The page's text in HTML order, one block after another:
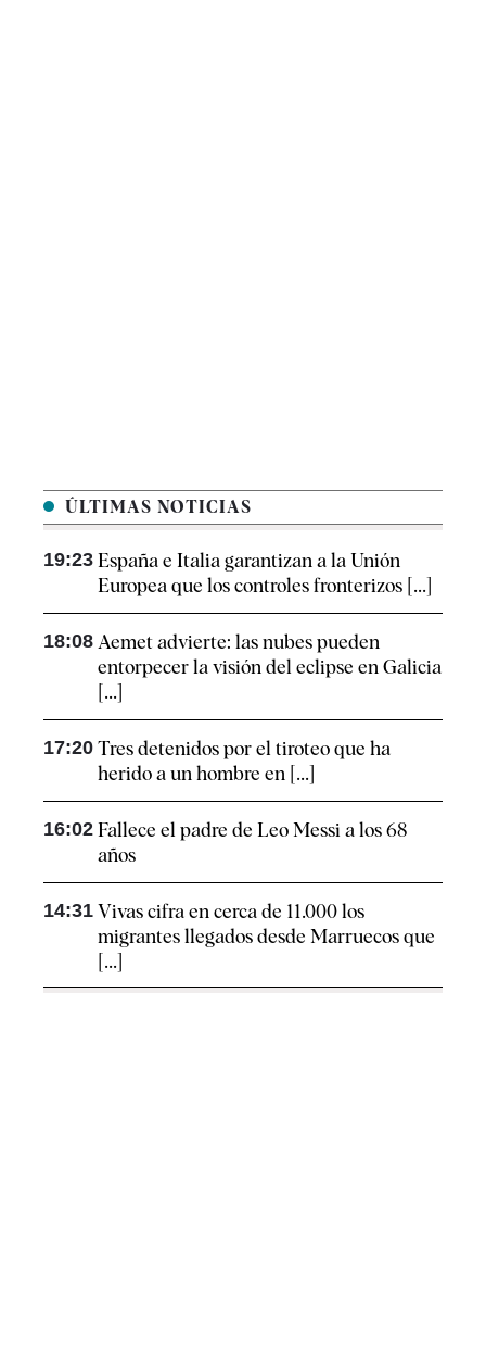
ÚLTIMAS NOTICIAS
19:23 España e Italia garantizan a la Unión
Europea que los controles fronterizos [...]
18:08 Aemet advierte: las nubes pueden
entorpecer la visión del eclipse en Galicia
[...]
17:20 Tres detenidos por el tiroteo que ha
herido a un hombre en [...]
16:02 Fallece el padre de Leo Messi a los 68
años
14:31 Vivas cifra en cerca de 11.000 los
migrantes llegados desde Marruecos que
[...]